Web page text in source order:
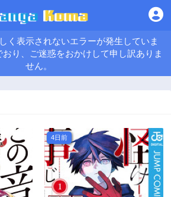
く表示されないエラーが発生していま
り、ご迷惑をおかけして申し訳ありま
せん。
4日前